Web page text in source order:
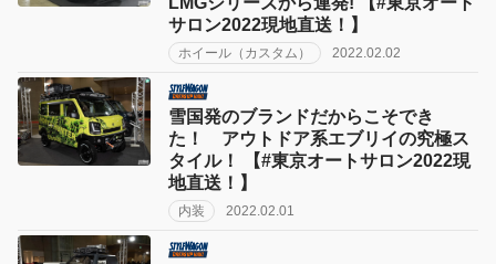
サロン2022現地直送！】
ホイール（カスタム） 2022.02.02
雪国発のブランドだからこそでき
た！ アウトドア系エブリイの究極ス
タイル！ 【#東京オートサロン2022現
地直送！】
内装 2022.02.01